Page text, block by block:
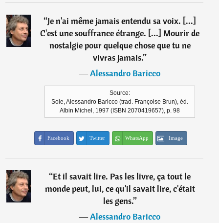
“Je n'ai même jamais entendu sa voix. [...]
C'est une souffrance étrange. [...] Mourir de
nostalgie pour quelque chose que tu ne
vivras jamais.”
―Alessandro Baricco
Source:
Soie, Alessandro Baricco (trad. Françoise Brun), éd.
Albin Michel, 1997 (ISBN 2070419657), p. 98
Facebook Twitter WhatsApp Image
“Et il savait lire. Pas les livre, ça tout le
monde peut, lui, ce qu'il savait lire, c'était
les gens.”
―Alessandro Baricco